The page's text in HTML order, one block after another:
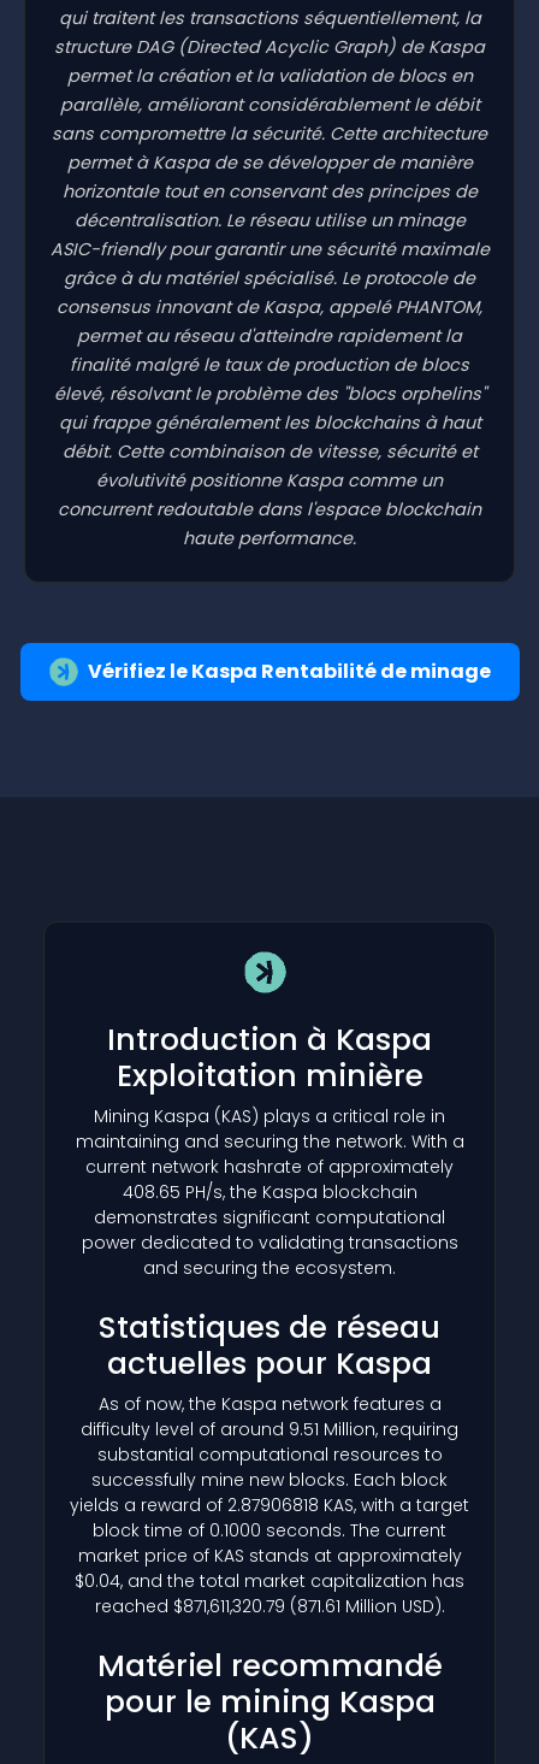
qui traitent les transactions séquentiellement, la
structure DAG (Directed Acyclic Graph) de Kaspa
permet la création et la validation de blocs en
parallèle, améliorant considérablement le débit
sans compromettre la sécurité. Cette architecture
permet à Kaspa de se développer de manière
horizontale tout en conservant des principes de
décentralisation. Le réseau utilise un minage
ASIC-friendly pour garantir une sécurité maximale
grâce à du matériel spécialisé. Le protocole de
consensus innovant de Kaspa, appelé PHANTOM,
permet au réseau d'atteindre rapidement la
finalité malgré le taux de production de blocs
élevé, résolvant le problème des "blocs orphelins"
qui frappe généralement les blockchains à haut
débit. Cette combinaison de vitesse, sécurité et
évolutivité positionne Kaspa comme un
concurrent redoutable dans l'espace blockchain
haute performance.
Vérifiez le Kaspa Rentabilité de minage
Introduction à Kaspa
Exploitation minière
Mining Kaspa (KAS) plays a critical role in
maintaining and securing the network. With a
current network hashrate of approximately
408.65 PH/s, the Kaspa blockchain
demonstrates significant computational
power dedicated to validating transactions
and securing the ecosystem.
Statistiques de réseau
actuelles pour Kaspa
As of now, the Kaspa network features a
difficulty level of around 9.51 Million, requiring
substantial computational resources to
successfully mine new blocks. Each block
yields a reward of 2.87906818 KAS, with a target
block time of 0.1000 seconds. The current
market price of KAS stands at approximately
$0.04, and the total market capitalization has
reached $871,611,320.79 (871.61 Million USD).
Matériel recommandé
pour le mining Kaspa
(KAS)